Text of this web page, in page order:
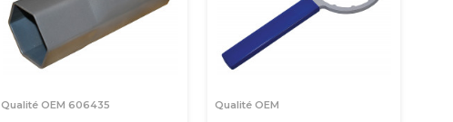
Qualité OEM 606435 Qualité OEM